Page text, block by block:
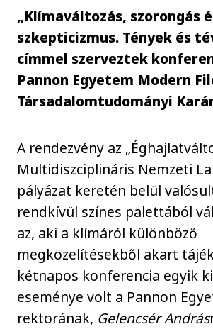
„Klímaváltozás, szorongás
szkepticizmus. Tények és
címmel szerveztek
Pannon Egyetem Modern
Társadalomtudományi
A rendezvény az
Multidiszciplináris Nemzeti
pályázat keretén belül
rendkívül színes palettából
az, aki a klímáról különböző
megközelítésekből akart
kétnapos konferencia egyik
eseménye volt a Pannon
rektorának, Gelencsér András